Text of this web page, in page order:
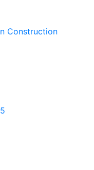
Construction